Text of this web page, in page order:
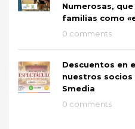
Numerosas,
familias como
0 comments
Descuentos en
nuestros socios
Smedia
0 comments